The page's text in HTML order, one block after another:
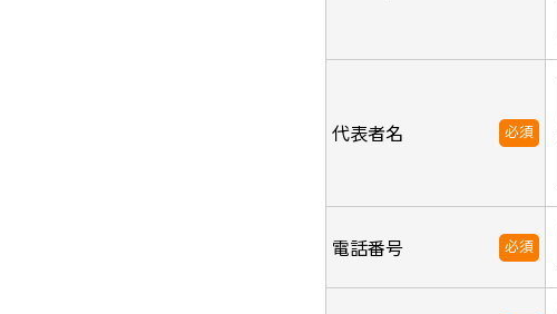
代表者名 必須
電話番号 必須